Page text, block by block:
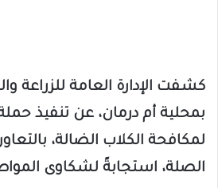
كشفت الإدارة العامة للزراعة
بمحلية أم درمان، عن تنفيذ
لمكافحة الكلاب الضالة،
الصلة، استجابةً لشكاوى